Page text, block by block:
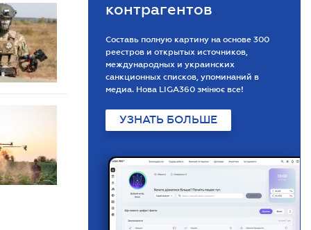
контрагентов
Составь полную картину на основе 300
реестров и открытых источников,
международных и украинских
санкционных списков, упоминаний в
медиа. Нова LIGA360 змінює все!
УЗНАТЬ БОЛЬШЕ